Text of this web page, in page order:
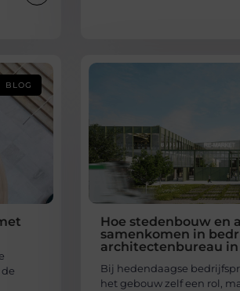
BLOG
Hoe stedenbouw en
samenkomen in
architectenbureau in
Bij hedendaagse
het gebouw zelf een rol,